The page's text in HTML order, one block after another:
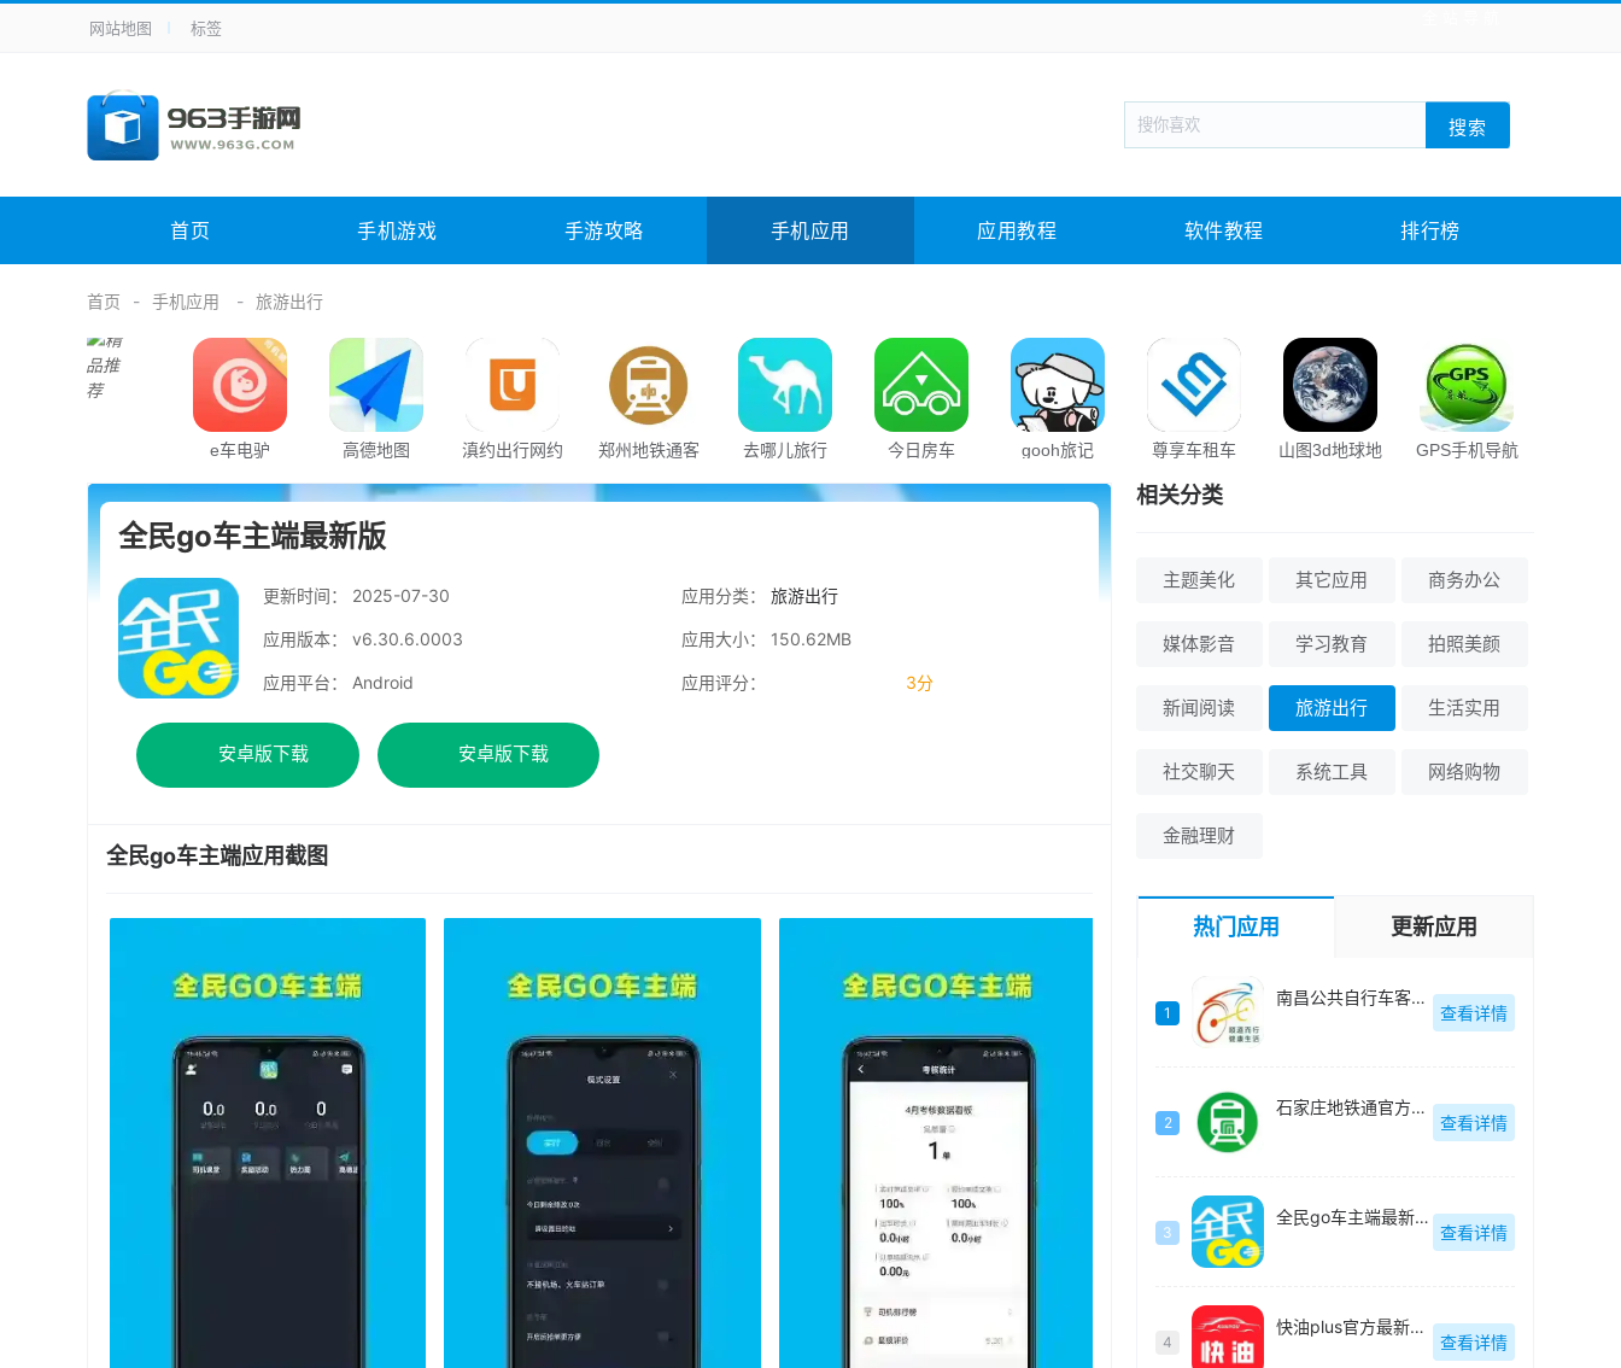
手机应用 新闻阅读 旅游出行 生活实用
手机游戏 体育竞技 战棋游戏 枪战射击 模拟经营
电脑软件 其它类别 图形软件 安全相关 应用软件 影音软件 插件下载 教育教学 游戏娱乐 系统软件 素材下载
未分类 综合其它
网站地图 标签
搜索
首页 手机游戏 手游攻略 手机应用 应用教程 软件教程 排行榜
首页 手机应用 旅游出行
e车电驴 高德地图
滇约出行网约
郑州地铁通客
去哪儿旅行 今日房车 gooh旅记 尊享车租车
山图3d地球地
GPS手机导航
全民go车主端最新版
更新时间： 2025-07-30 应用分类： 旅游出行
应用版本： v6.30.6.0003 应用大小： 150.62MB
应用平台： Android 应用评分： 3分
安卓版下载 安卓版下载
全民go车主端应用截图
相关分类
主题美化 其它应用 商务办公
媒体影音 学习教育 拍照美颜
新闻阅读 旅游出行 生活实用
社交聊天 系统工具 网络购物
金融理财
热门应用 更新应用
1
南昌公共自行车客户端(洪城乐骑行)最新版-v6.6.18
查看详情
2
石家庄地铁通官方最新版-v1.0.6
查看详情
3
全民go车主端最新版-v6.30.6.0003
查看详情
4
快油plus官方最新版-2.3
查看详情